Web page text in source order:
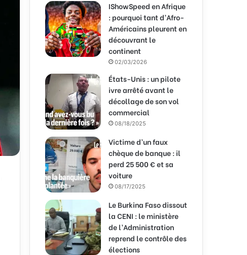
IShowSpeed en Afrique
: pourquoi tant d’Afro-
Américains pleurent en
découvrant le
continent
02/03/2026
États-Unis : un pilote
ivre arrêté avant le
décollage de son vol
commercial
08/18/2025
Victime d’un faux
chèque de banque : il
perd 25 500 € et sa
voiture
08/17/2025
Le Burkina Faso dissout
la CENI : le ministère
de l’Administration
reprend le contrôle des
élections